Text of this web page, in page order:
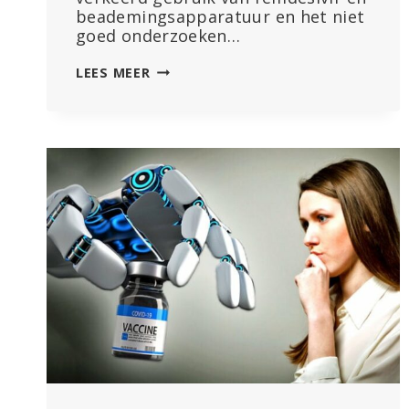
beademingsapparatuur en het niet
goed onderzoeken…
LEES MEER ‘IK
MENSEN
VERMOORDDEN’:
KLOKKENLUIDER
ZEGT
DAT
COVID
ZIEKENHUISPROTOCOLLEN
LEIDDEN
TOT
DE
DOOD
VAN
PATIËNTEN